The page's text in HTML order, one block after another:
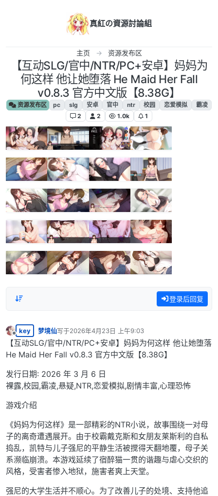
真紅の資源討論組
主页 资源发布区
【互动SLG/官中/NTR/PC+安卓】妈妈为
何这样 他让她堕落 He Maid Her Fall
v0.8.3 官方中文版【8.38G】
资源发布区 pc slg 安卓 官中 ntr 校园 恋爱模拟
霸凌
2
2 1.0k 1
登录后回复
离线
key 梦境仙写于2026年4月23日 上午9:03
最后由 编辑
【互动SLG/官中/NTR/PC+安卓】妈妈为何这样 他让她堕落
He Maid Her Fall v0.8.3 官方中文版【8.38G】
发行日期: 2026 年 3 月 6 日
裸露,校园,霸凌,悬疑,NTR,恋爱模拟,剧情丰富,心理恐怖
游戏介绍
《妈妈为何这样》是一部精彩的NTR小说，故事围绕一对母
子的离奇遭遇展开。由于校霸戴克斯和女朋友莱斯利的自私
捣乱，凯特与儿子强尼的平静生活被搅得天翻地覆，母子关
系濒临崩溃。本游戏延续了宿醉猫一贯的谐趣与虐心交织的
风格，受害者惨入地狱，施害者爽上天堂。
强尼的大学生活并不顺心。为了改善儿子的处境、支持他追